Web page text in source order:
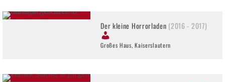
Der kleine Horrorladen (2016 - 2017)
Großes Haus, Kaiserslautern